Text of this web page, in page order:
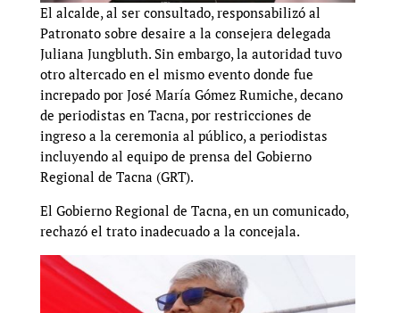
El alcalde, al ser consultado, responsabilizó al
Patronato sobre desaire a la consejera delegada
Juliana Jungbluth. Sin embargo, la autoridad tuvo
otro altercado en el mismo evento donde fue
increpado por José María Gómez Rumiche, decano
de periodistas en Tacna, por restricciones de
ingreso a la ceremonia al público, a periodistas
incluyendo al equipo de prensa del Gobierno
Regional de Tacna (GRT).
El Gobierno Regional de Tacna, en un comunicado,
rechazó el trato inadecuado a la concejala.